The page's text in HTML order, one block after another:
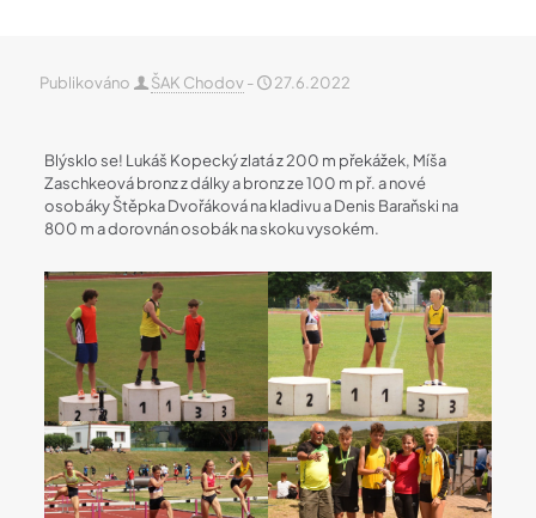
Publikováno ŠAK Chodov- 27.6.2022
Blýsklo se! Lukáš Kopecký zlatá z 200 m překážek, Míša
Zaschkeová bronz z dálky a bronz ze 100 m př. a nové
osobáky Štěpka Dvořáková na kladivu a Denis Baraňski na
800 m a dorovnán osobák na skoku vysokém.